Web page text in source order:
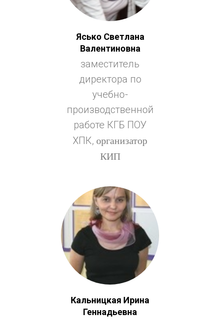
Ясько Светлана
Валентиновна
заместитель
директора по
учебно-
производственной
работе КГБ ПОУ
ХПК, организатор
КИП
Кальницкая Ирина
Геннадьевна